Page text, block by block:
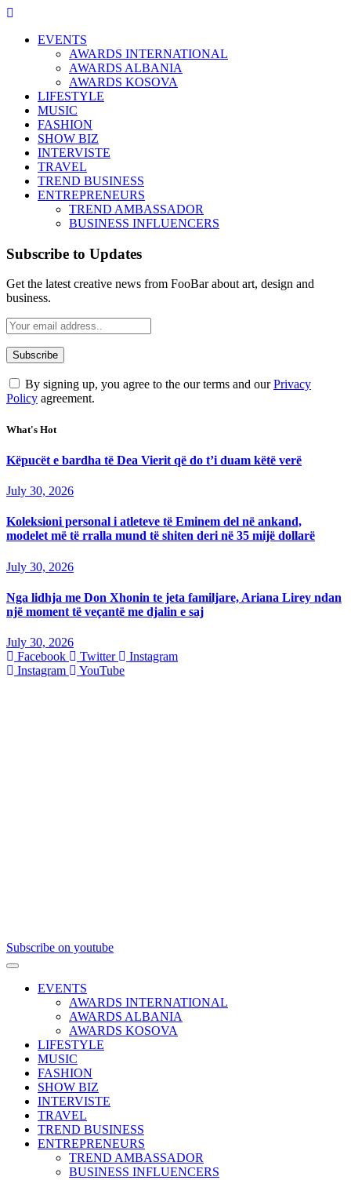
EVENTS
AWARDS INTERNATIONAL
AWARDS ALBANIA
AWARDS KOSOVA
LIFESTYLE
MUSIC
FASHION
SHOW BIZ
INTERVISTE
TRAVEL
TREND BUSINESS
ENTREPRENEURS
TREND AMBASSADOR
BUSINESS INFLUENCERS
Subscribe to Updates
Get the latest creative news from FooBar about art, design and
business.
By signing up, you agree to the our terms and ourPrivacy
Policy agreement.
What's Hot
Këpucët e bardha të Dea Vierit që do t’i duam këtë verë
July 30, 2026
Koleksioni personal i atleteve të Eminem del në ankand,
modelet më të rralla mund të shiten deri në 35 mijë dollarë
July 30, 2026
Nga lidhja me Don Xhonin te jeta familjare, Ariana Lirey ndan
një moment të veçantë me djalin e saj
July 30, 2026
Facebook
Twitter
Instagram
Instagram
YouTube
Subscribe on youtube
EVENTS
AWARDS INTERNATIONAL
AWARDS ALBANIA
AWARDS KOSOVA
LIFESTYLE
MUSIC
FASHION
SHOW BIZ
INTERVISTE
TRAVEL
TREND BUSINESS
ENTREPRENEURS
TREND AMBASSADOR
BUSINESS INFLUENCERS